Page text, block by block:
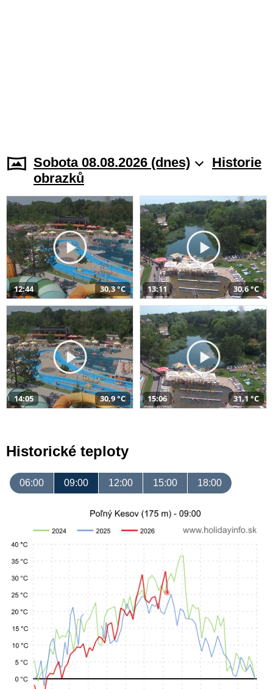
Sobota 08.08.2026 (dnes)
Historie
obrazků
12:44 30,3 °C 13:11 30,6 °C
14:05 30,9 °C 15:06 31,1 °C
Historické teploty
06:00 09:00 12:00 15:00 18:00